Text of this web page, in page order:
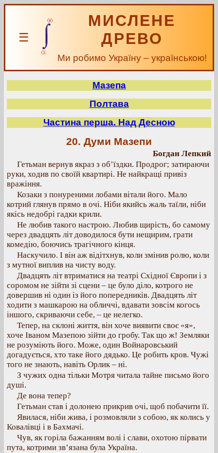
☰
МИСЛЕНЕ
ДРЕВО
Ми робимо Україну – українською!
Мазепа
Полтава
Частина перша. Над Десною
20. Думи Мазепи
Богдан Лепкий
Гетьман вернув якраз з об’їздки. Продрог; затираючи
руки, ходив по своїй квартирі. Не найкращі привіз
вражіння.
Козаки з понуреними лобами вітали його. Мало
котрий глянув прямо в очі. Ніби якийсь жаль таїли, ніби
якісь недобрі гадки крили.
Не любив такого настрою. Любив щирість, бо самому
через двадцять літ доводилося бути нещирим, грати
комедію, боючись трагічного кінця.
Наскучило. І він аж відітхнув, коли змінив ролю, коли
з мутної виплив на чисту воду.
Двадцять літ втриматися на театрі Східної Європи і з
соромом не зійти зі сцени – це було діло, котрого не
довершив ні один із його попередників. Двадцять літ
ходити з машкарою на обличчі, вдавати зовсім когось
іншого, скриваючи себе, – це нелегко.
Тепер, на склоні життя, він хоче виявити своє «я»,
хоче Іваном Мазепою зійти до гробу. Так що ж! Земляки
не розуміють його. Може, один Войнаровський
догадується, хто таке його дядько. Це робить кров. Чужі
того не знають, навіть Орлик – ні.
З чужих одна тільки Мотря читала тайне письмо його
душі.
Де вона тепер?
Гетьман став і долонею прикрив очі, щоб побачити її.
Явилася, ніби жива, і розмовляли з собою, як колись у
Ковалівці і в Бахмачі.
Чув, як горіла бажанням волі і слави, охотою пірвати
пута, котрими зв’язана була Україна.